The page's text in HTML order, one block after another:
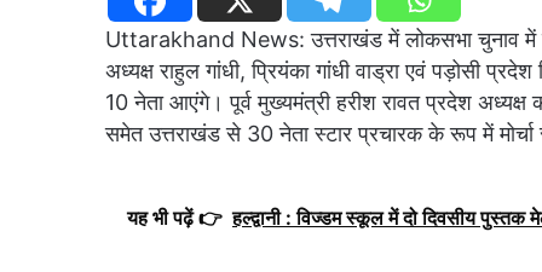
Uttarakhand News: उत्तराखंड में लोकसभा चुनाव में
अध्यक्ष राहुल गांधी, प्रियंका गांधी वाड्रा एवं पड़ोसी
10 नेता आएंगे। पूर्व मुख्यमंत्री हरीश रावत प्रदेश अध्यक्ष
समेत उत्तराखंड से 30 नेता स्टार प्रचारक के रूप में
यह भी पढ़ें 👉 हल्द्वानी : विज्डम स्कूल में दो दिवसीय पुस्तक